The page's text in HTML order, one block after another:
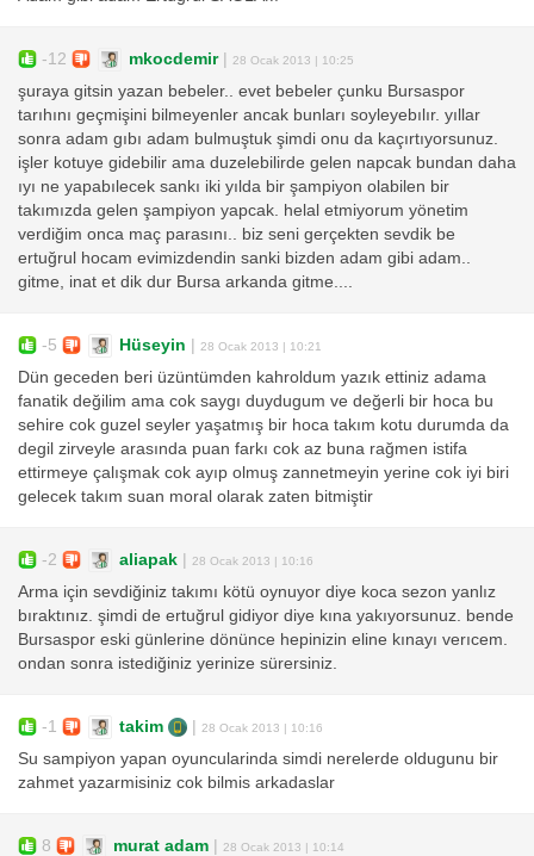
-12 mkocdemir| 28 Ocak 2013 | 10:25
şuraya gitsin yazan bebeler.. evet bebeler çunku Bursaspor
tarıhını geçmişini bilmeyenler ancak bunları soyleyebılır. yıllar
sonra adam gıbı adam bulmuştuk şimdi onu da kaçırtıyorsunuz.
işler kotuye gidebilir ama duzelebilirde gelen napcak bundan daha
ıyı ne yapabılecek sankı iki yılda bir şampiyon olabilen bir
takımızda gelen şampiyon yapcak. helal etmiyorum yönetim
verdiğim onca maç parasını.. biz seni gerçekten sevdik be
ertuğrul hocam evimizdendin sanki bizden adam gibi adam..
gitme, inat et dik dur Bursa arkanda gitme....
-5 Hüseyin | 28 Ocak 2013 | 10:21
Dün geceden beri üzüntümden kahroldum yazık ettiniz adama
fanatik değilim ama cok saygı duydugum ve değerli bir hoca bu
sehire cok guzel seyler yaşatmış bir hoca takım kotu durumda da
degil zirveyle arasında puan farkı cok az buna rağmen istifa
ettirmeye çalışmak cok ayıp olmuş zannetmeyin yerine cok iyi biri
gelecek takım suan moral olarak zaten bitmiştir
-2 aliapak | 28 Ocak 2013 | 10:16
Arma için sevdiğiniz takımı kötü oynuyor diye koca sezon yanlız
bıraktınız. şimdi de ertuğrul gidiyor diye kına yakıyorsunuz. bende
Bursaspor eski günlerine dönünce hepinizin eline kınayı verıcem.
ondan sonra istediğiniz yerinize sürersiniz.
-1 takim | 28 Ocak 2013 | 10:16
Su sampiyon yapan oyuncularinda simdi nerelerde oldugunu bir
zahmet yazarmisiniz cok bilmis arkadaslar
8 murat adam | 28 Ocak 2013 | 10:14